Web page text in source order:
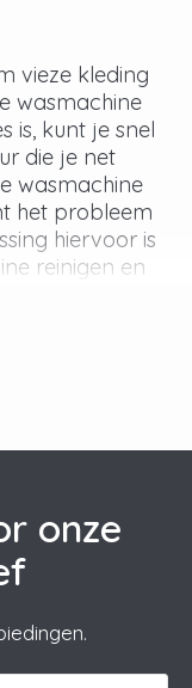
vieze kleding
wasmachine
is, kunt je snel
die je net
wasmachine
het probleem
hiervoor is
reinigen en
. Deze
vetluis.
energie gaat
onze